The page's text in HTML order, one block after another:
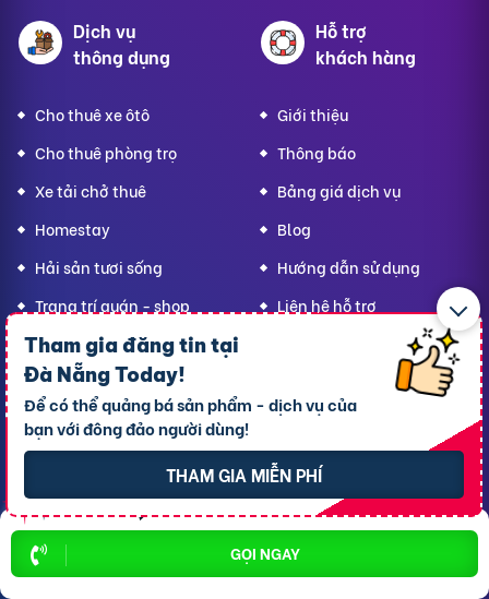
GỌI NGAY
Tham gia đăng tin tại
Đà Nẵng Today!
Để có thể quảng bá sản phẩm - dịch vụ của
bạn với đông đảo người dùng!
THAM GIA MIỄN PHÍ
Dịch vụ
thông dụng
Cho thuê xe ôtô
Cho thuê phòng trọ
Xe tải chở thuê
Homestay
Hải sản tươi sống
Trang trí quán - shop
Quà Lưu niệm
Dành cho thú cưng
Thời trang Mẹ & Bé
Hỗ trợ
khách hàng
Giới thiệu
Thông báo
Bảng giá dịch vụ
Blog
Hướng dẫn sử dụng
Liên hệ hỗ trợ
Đà Nẵng Today,
hãy lan tỏa yêu thương!
CÔNG TY TNHH RAO VẶT NHANH
Địa chỉ trụ sở chính: 7 Trần Minh Sơn, phường Tân An, TP.